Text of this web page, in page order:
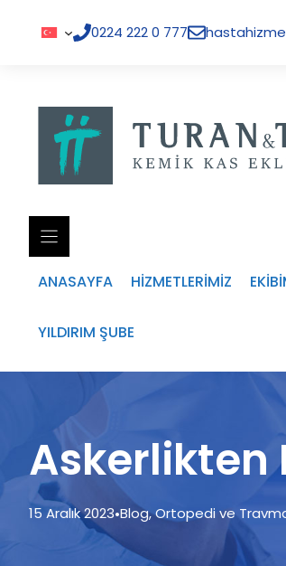
0224 222 0 777
ANASAYFA HİZMETLERİMİZ
YILDIRIM ŞUBE
Askerlikten
15 Aralık 2023•Blog,Ortopedi ve